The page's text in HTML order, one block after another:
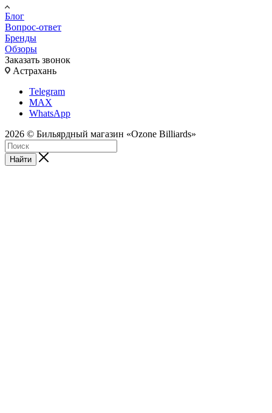
Блог
Вопрос-ответ
Бренды
Обзоры
Заказать звонок
Астрахань
Telegram
MAX
WhatsApp
2026 © Бильярдный магазин «Ozone Billiards»
Найти